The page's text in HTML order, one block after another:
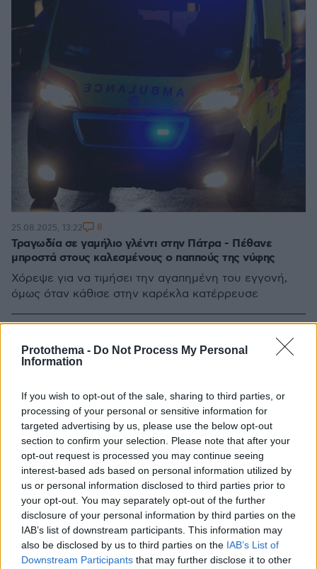
Protothema - Do Not Process My Personal
Information
If you wish to opt-out of the sale, sharing to third parties, or
processing of your personal or sensitive information for
targeted advertising by us, please use the below opt-out
section to confirm your selection. Please note that after your
opt-out request is processed you may continue seeing
interest-based ads based on personal information utilized by
us or personal information disclosed to third parties prior to
your opt-out. You may separately opt-out of the further
disclosure of your personal information by third parties on the
IAB’s list of downstream participants. This information may
also be disclosed by us to third parties on the IAB’s List of
Downstream Participants that may further disclose it to other
Τραγωδία σε γαμήλιο γλέντι στην Πάτρα - Πέθανε
μπροστά στους καλεσμένους ο παππούς της νύφης
Χόρεψε για να τιμήσει την αγαπημένη του εγγονή,
όμως όταν κάθισε στην καρέκλα κατέρρευσε
25.08.2025, 13:22 8